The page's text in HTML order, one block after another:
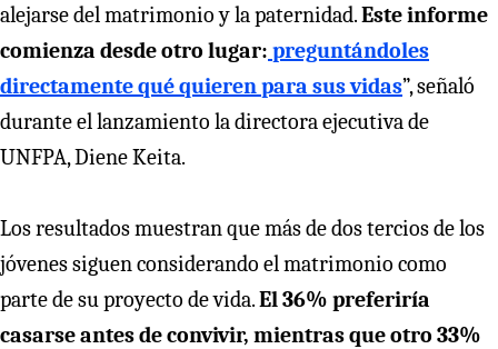
alejarse del matrimonio y la paternidad.Este informe
comienza desde otro lugar: preguntándoles
directamente qué quieren para sus vidas”, señaló
durante el lanzamiento la directora ejecutiva de
UNFPA, Diene Keita.
Los resultados muestran que más de dos tercios de los
jóvenes siguen considerando el matrimonio como
parte de su proyecto de vida.El 36% preferiría
casarse antes de convivir, mientras que otro 33%